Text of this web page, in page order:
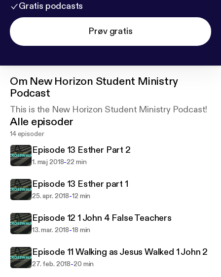
Gratis podcasts
Prøv gratis
Om New Horizon Student Ministry
Podcast
This is the New Horizon Student Ministry Podcast!
Alle episoder
14 episoder
Episode 13 Esther Part 2
1. maj 2018-22 min
Episode 13 Esther part 1
25. apr. 2018-12 min
Episode 12 1 John 4 False Teachers
13. mar. 2018-18 min
Episode 11 Walking as Jesus Walked 1 John 2
27. feb. 2018-20 min